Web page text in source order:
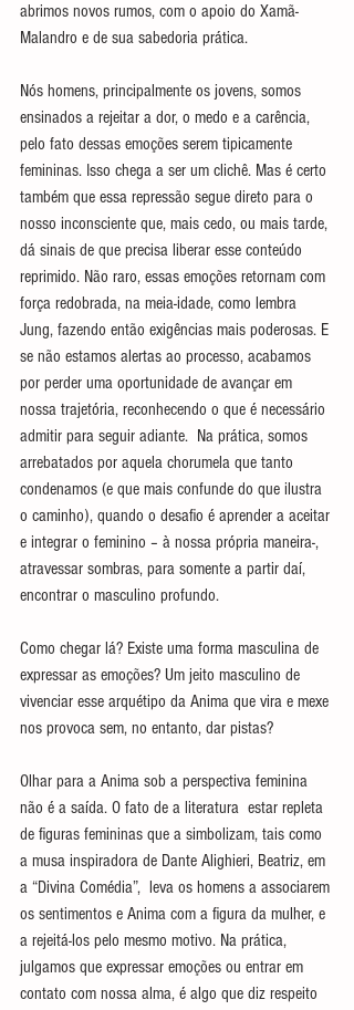
abrimos novos rumos, com o apoio do Xamã-
Malandro e de sua sabedoria prática.
Nós homens, principalmente os jovens, somos
ensinados a rejeitar a dor, o medo e a carência,
pelo fato dessas emoções serem tipicamente
femininas. Isso chega a ser um clichê. Mas é certo
também que essa repressão segue direto para o
nosso inconsciente que, mais cedo, ou mais tarde,
dá sinais de que precisa liberar esse conteúdo
reprimido. Não raro, essas emoções retornam com
força redobrada, na meia-idade, como lembra
Jung, fazendo então exigências mais poderosas. E
se não estamos alertas ao processo, acabamos
por perder uma oportunidade de avançar em
nossa trajetória, reconhecendo o que é necessário
admitir para seguir adiante.  Na prática, somos
arrebatados por aquela chorumela que tanto
condenamos (e que mais confunde do que ilustra
o caminho), quando o desafio é aprender a aceitar
e integrar o feminino – à nossa própria maneira-,
atravessar sombras, para somente a partir daí,
encontrar o masculino profundo.
Como chegar lá? Existe uma forma masculina de
expressar as emoções? Um jeito masculino de
vivenciar esse arquétipo da Anima que vira e mexe
nos provoca sem, no entanto, dar pistas?
Olhar para a Anima sob a perspectiva feminina
não é a saída. O fato de a literatura  estar repleta
de figuras femininas que a simbolizam, tais como
a musa inspiradora de Dante Alighieri, Beatriz, em
a “Divina Comédia”,  leva os homens a associarem
os sentimentos e Anima com a figura da mulher, e
a rejeitá-los pelo mesmo motivo. Na prática,
julgamos que expressar emoções ou entrar em
contato com nossa alma, é algo que diz respeito